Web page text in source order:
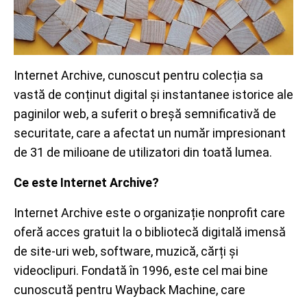
Internet Archive, cunoscut pentru colecția sa
vastă de conținut digital și instantanee istorice ale
paginilor web, a suferit o breșă semnificativă de
securitate, care a afectat un număr impresionant
de 31 de milioane de utilizatori din toată lumea.
Ce este Internet Archive?
Internet Archive este o organizație nonprofit care
oferă acces gratuit la o bibliotecă digitală imensă
de site-uri web, software, muzică, cărți și
videoclipuri. Fondată în 1996, este cel mai bine
cunoscută pentru Wayback Machine, care